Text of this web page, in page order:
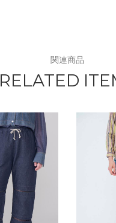
関連商品
RELATED